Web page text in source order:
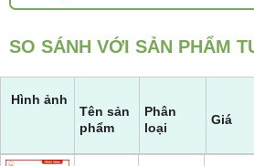
SO SÁNH VỚI SẢN PHẨM
Hình ảnh
Tên sản
phẩm
Phân
loại
Giá